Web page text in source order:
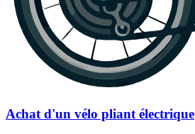
Achat d'un vélo pliant électrique